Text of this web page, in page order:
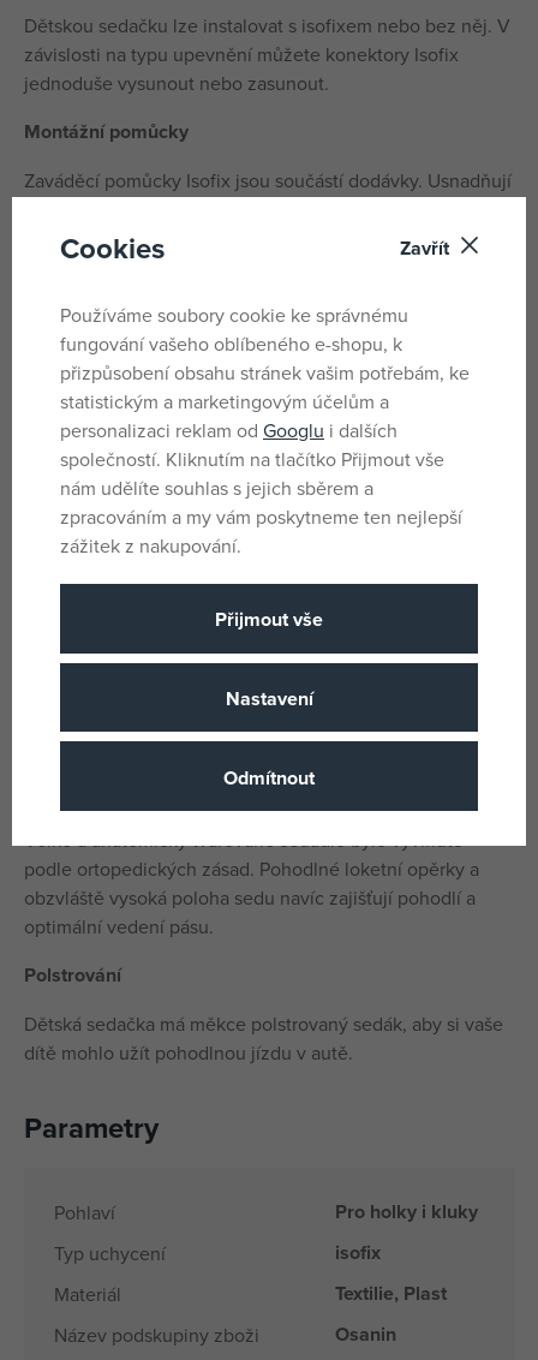
Dětskou sedačku lze instalovat s isofixem nebo bez něj. V
závislosti na typu upevnění můžete konektory Isofix
jednoduše vysunout nebo zasunout.
Montážní pomůcky
Zaváděcí pomůcky Isofix jsou součástí dodávky. Usnadňují
poškozením způsobeným konektory Isofix.
Konektory Isofix jsou délkově nastavitelné. To znamená,
že můžete snadno a individuálně přizpůsobit dětskou
sedačku vašemu vozu.
Norma
Pro větší bezpečnost naše sedačka splňuje nejnovější
normu pro dětské sedačky ECE R129 (i-Size).
Podsedák lze použít od 126 cm do 150 cm výšky.
Pratelný potah
Kryt lze sejmout a čistit při 30° jemným cyklem.
Vaše dítě se bude v této dětské sedačce cítit pohodlně.
Velké a anatomicky tvarované sedadlo bylo vyvinuto
podle ortopedických zásad. Pohodlné loketní opěrky a
obzvláště vysoká poloha sedu navíc zajišťují pohodlí a
optimální vedení pásu.
Polstrování
Dětská sedačka má měkce polstrovaný sedák, aby si vaše
dítě mohlo užít pohodlnou jízdu v autě.
Parametry
Pohlaví Pro holky i kluky
Typ uchycení isofix
Materiál Textilie, Plast
Název podskupiny zboži Osanin
Cookies Zavřít
Používáme soubory cookie ke správnému
fungování vašeho oblíbeného e-shopu, k
přizpůsobení obsahu stránek vašim potřebám, ke
statistickým a marketingovým účelům a
personalizaci reklam od Googlu i dalších
společností. Kliknutím na tlačítko Přijmout vše
nám udělíte souhlas s jejich sběrem a
zpracováním a my vám poskytneme ten nejlepší
zážitek z nakupování.
Přijmout vše
Nastavení
Odmítnout